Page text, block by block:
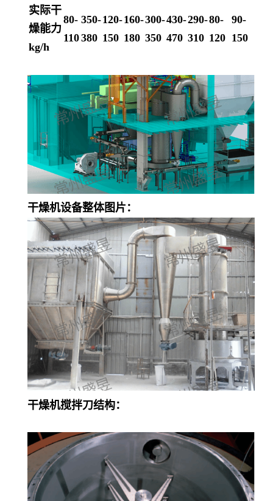
实际干
燥能力
kg/h
80-
110
350-
380
120-
150
160-
180
300-
350
430-
470
290-
310
80-
120
90-
150
干燥机设备整体图片：
干燥机搅拌刀结构：